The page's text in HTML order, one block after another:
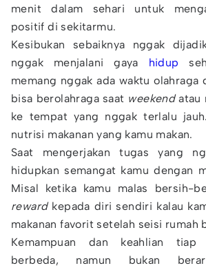
menit dalam sehari untuk
positif di sekitarmu.
Kesibukan sebaiknya nggak
nggak menjalani gaya hidup
memang nggak ada waktu olahraga
bisa berolahraga saat weekendatau
ke tempat yang nggak terlalu
nutrisi makanan yang kamu makan.
Saat mengerjakan tugas yang
hidupkan semangat kamu dengan
Misal ketika kamu malas bersih-
reward kepada diri sendiri kalau
makanan favorit setelah seisi rumah
Kemampuan dan keahlian tiap
berbeda, namun bukan